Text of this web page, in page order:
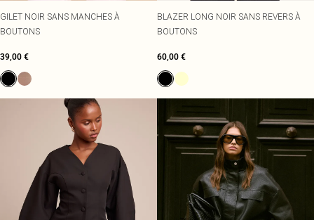
GILET NOIR SANS MANCHES À
BOUTONS
39,00 €
BLAZER LONG NOIR SANS REVERS À
BOUTONS
60,00 €